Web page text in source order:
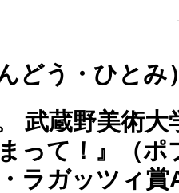
どう・ひとみ
武蔵野美術
って！』（
ラガッツィ